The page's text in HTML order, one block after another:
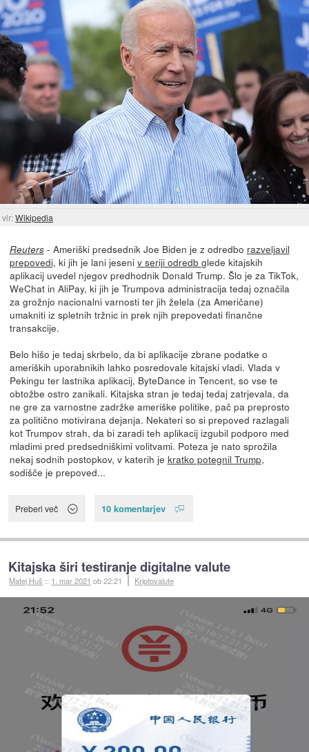
vir:Wikipedia
Reuters- Ameriški predsednik Joe Biden je z odredbo razveljavil
prepovedi, ki jih je lani jeseni v seriji odredb glede kitajskih
aplikacij uvedel njegov predhodnik Donald Trump. Šlo je za TikTok,
WeChat in AliPay, ki jih je Trumpova administracija tedaj označila
za grožnjo nacionalni varnosti ter jih želela (za Američane)
umakniti iz spletnih tržnic in prek njih prepovedati finančne
transakcije.
Belo hišo je tedaj skrbelo, da bi aplikacije zbrane podatke o
ameriških uporabnikih lahko posredovale kitajski vladi. Vlada v
Pekingu ter lastnika aplikacij, ByteDance in Tencent, so vse te
obtožbe ostro zanikali. Kitajska stran je tedaj tedaj zatrjevala, da
ne gre za varnostne zadržke ameriške politike, pač pa preprosto
za politično motivirana dejanja. Nekateri so si prepoved razlagali
kot Trumpov strah, da bi zaradi teh aplikacij izgubil podporo med
mladimi pred predsedniškimi volitvami. Poteza je nato sprožila
nekaj sodnih postopkov, v katerih je kratko potegnil Trump,
sodišče je prepoved...
Preberi več 10 komentarjev
Kitajska širi testiranje digitalne valute
Matej Huš :: 1. mar 2021 ob 22:21 Kriptovalute